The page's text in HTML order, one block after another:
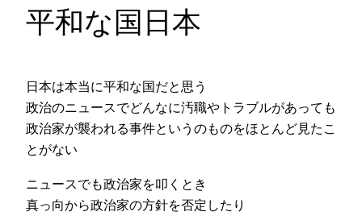
平和な国日本
日本は本当に平和な国だと思う
政治のニュースでどんなに汚職やトラブルがあっても
政治家が襲われる事件というのものをほとんど見たこ
とがない
ニュースでも政治家を叩くとき
真っ向から政治家の方針を否定したり